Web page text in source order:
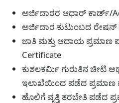
ಅರ್ಜಿದಾರರ ಆಧಾರ್ ಕಾರ್ಡ್/
ಅರ್ಜಿದಾರ ಕುಟುಂಬದ ರೇಷನ್
ಜಾತಿ ಮತ್ತು ಆದಾಯ ಪ್ರಮಾಣ
Certificate
ಕುಶಲಕರ್ಮಿ ಗುರುತಿನ ಚೀಟಿ
ಇಲಾಖೆಯಿಂದ ಪಡೆದ ಪ್ರಮಾಣ
ಹೊಲಿಗೆ ವೃತ್ತಿ ತರಬೇತಿ ಪಡೆದ